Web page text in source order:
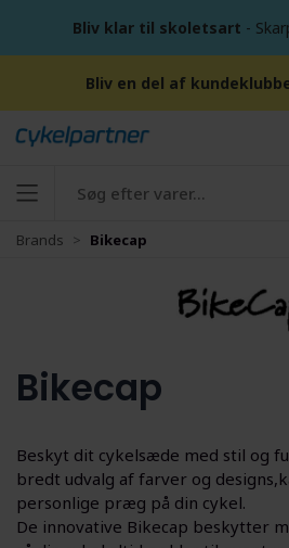
Bliv klar til skoletsart -
Bliv en del af
Brands Bikecap
Bikecap
Beskyt dit cykelsæde med stil og
bredt udvalg af farver og
personlige præg på din cykel.
De innovative Bikecap beskytter